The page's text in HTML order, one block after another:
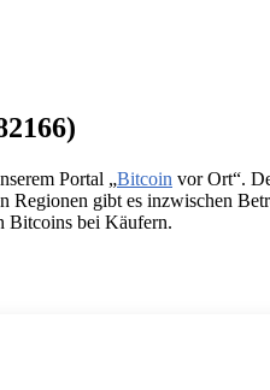
Portal „Bitcoin vor Ort“.
gibt es inzwischen
Bitcoins bei Käufern.